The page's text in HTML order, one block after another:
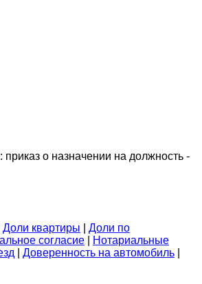
о назначении на должность -
Доли квартиры
Доли по
согласие
Нотариальные
Доверенность на автомобиль